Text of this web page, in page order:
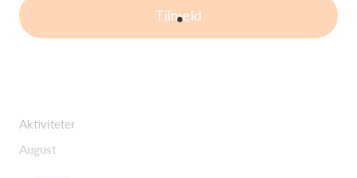
Tilmeld
Aktiviteter
August